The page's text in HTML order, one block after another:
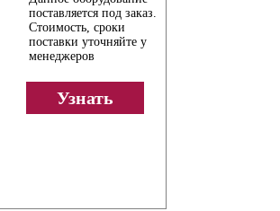
поставляется под заказ.
Стоимость, сроки
поставки уточняйте у
менеджеров
Узнать